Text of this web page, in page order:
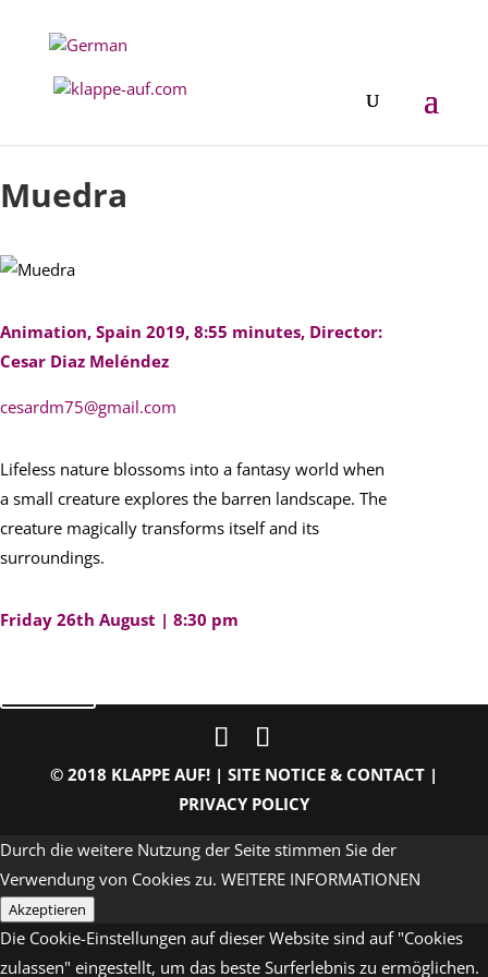
Muedra
Animation, Spain 2019, 8:55 minutes, Director:
Cesar Diaz Meléndez
cesardm75@gmail.com
Lifeless nature blossoms into a fantasy world when
a small creature explores the barren landscape. The
creature magically transforms itself and its
surroundings.
Friday 26th August | 8:30 pm
© 2018 KLAPPE AUF! | SITE NOTICE & CONTACT|
PRIVACY POLICY
Durch die weitere Nutzung der Seite stimmen Sie der
Verwendung von Cookies zu. WEITERE INFORMATIONEN
Akzeptieren
Die Cookie-Einstellungen auf dieser Website sind auf "Cookies
zulassen" eingestellt, um das beste Surferlebnis zu ermöglichen.